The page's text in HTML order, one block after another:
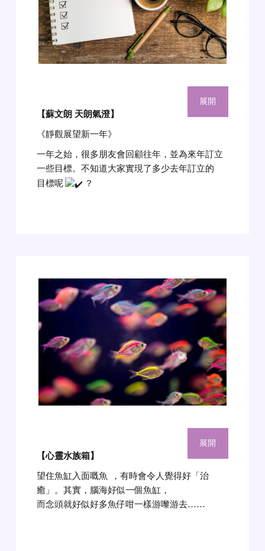
【蘇文朗 天朗氣澄】
《靜觀展望新一年》
一年之始，很多朋友會回顧往年，並為來年訂立
一些目標。不知道大家實現了多少去年訂立的
目標呢
？
展開
【心靈水族箱】
望住魚缸入面嘅魚
，有時會令人覺得好「治
癒」。其實，腦海好似一個魚缸，
而念頭就好似好多魚仔咁一樣游嚟游去……
展開